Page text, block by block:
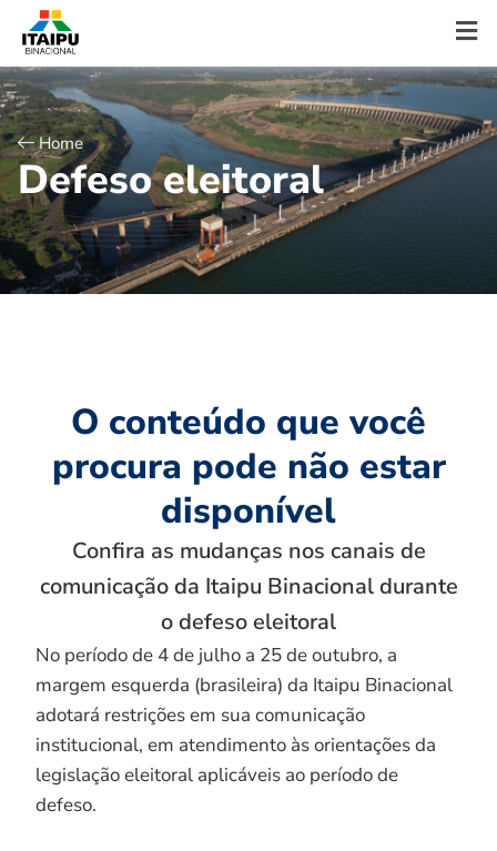
Home
Defeso eleitoral
O conteúdo que você
procura pode não estar
disponível
Confira as mudanças nos canais de
comunicação da Itaipu Binacional durante
o defeso eleitoral
No período de 4 de julho a 25 de outubro, a
margem esquerda (brasileira) da Itaipu Binacional
adotará restrições em sua comunicação
institucional, em atendimento às orientações da
legislação eleitoral aplicáveis ao período de
defeso.